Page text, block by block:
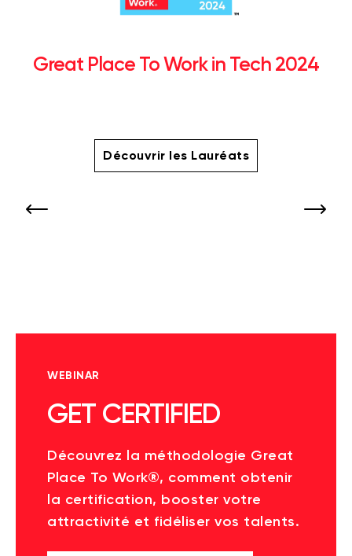
Great Place To Work in Tech 2024
Découvrir les Lauréats
WEBINAR
GET CERTIFIED
Découvrez la méthodologie Great
Place To Work®, comment obtenir
la certification, booster votre
attractivité et fidéliser vos talents.